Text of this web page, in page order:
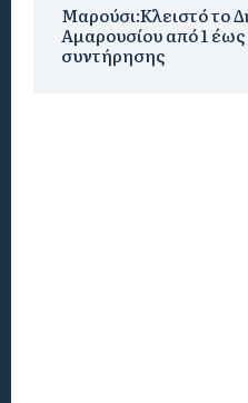
Μαρούσι:Κλειστό το
Αμαρουσίου από 1
συντήρησης